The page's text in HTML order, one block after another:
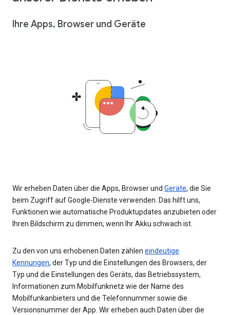
Ihre Apps, Browser und Geräte
Wir erheben Daten über die Apps, Browser und Geräte, die Sie
beim Zugriff auf Google-Dienste verwenden. Das hilft uns,
Funktionen wie automatische Produktupdates anzubieten oder
Ihren Bildschirm zu dimmen, wenn Ihr Akku schwach ist.
Zu den von uns erhobenen Daten zählen eindeutige
Kennungen, der Typ und die Einstellungen des Browsers, der
Typ und die Einstellungen des Geräts, das Betriebssystem,
Informationen zum Mobilfunknetz wie der Name des
Mobilfunkanbieters und die Telefonnummer sowie die
Versionsnummer der App. Wir erheben auch Daten über die